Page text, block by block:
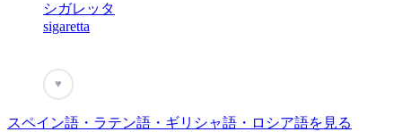
シガレッタ
sigaretta
♥
スペイン語・ラテン語・ギリシャ語・ロシア語を見る